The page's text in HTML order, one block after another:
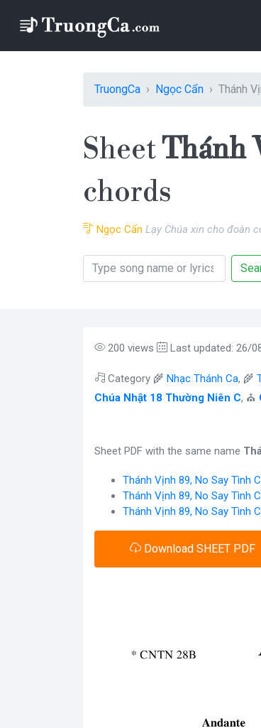
TruongCa Ngọc Cẩn Thánh
SheetThánh
chords
Ngọc Cẩn Lạy Chúa xin cho đoàn
200 views Last updated: 26/
Category 🌾 Nhạc Thánh Ca, 🌾
Chúa Nhật 18 Thường Niên C, ⛪
Sheet PDF with the same name
Thánh Vịnh 89, No Say Tình
Thánh Vịnh 89, No Say Tình
Thánh Vịnh 89, No Say Tình
Download SHEET PDF